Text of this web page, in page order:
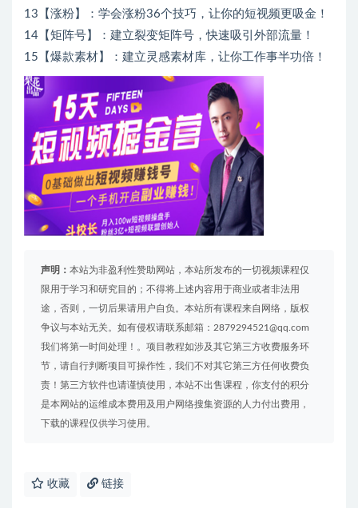
13【涨粉】：学会涨粉36个技巧，让你的短视频更吸金！
14【矩阵号】：建立裂变矩阵号，快速吸引外部流量！
15【爆款素材】：建立灵感素材库，让你工作事半功倍！
声明： 本站为非盈利性赞助网站，本站所发布的一切视频课程仅
限用于学习和研究目的；不得将上述内容用于商业或者非法用
途，否则，一切后果请用户自负。本站所有课程来自网络，版权
争议与本站无关。如有侵权请联系邮箱：2879294521@qq.com
我们将第一时间处理！。项目教程如涉及其它第三方收费服务环
节，请自行判断项目可操作性，我们不对其它第三方任何收费负
责！第三方软件也请谨慎使用，本站不出售课程，你支付的积分
是本网站的运维成本费用及用户网络搜集资源的人力付出费用，
下载的课程仅供学习使用。
收藏 链接